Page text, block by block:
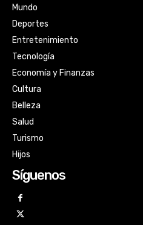
Mundo
Deportes
Entretenimiento
Tecnología
Economía y Finanzas
Cultura
Belleza
Salud
Turismo
Hijos
Síguenos